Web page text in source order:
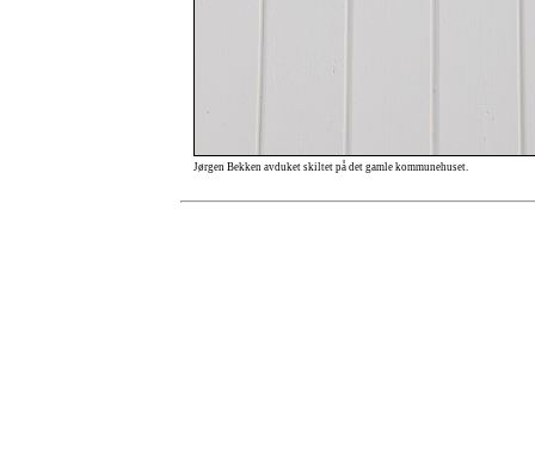
Jørgen Bekken avduket skiltet på det gamle kommunehuset.